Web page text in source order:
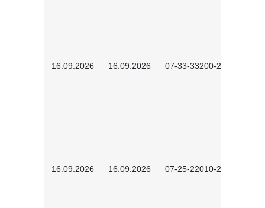
16.09.2026 16.09.2026 07-33-33200-2601
16.09.2026 16.09.2026 07-25-22010-2603